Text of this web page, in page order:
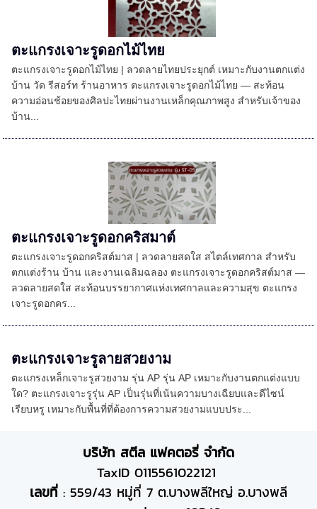
ตะแกรงเจาะรูดอกไม้ไทย
ตะแกรงเจาะรูดอกไม้ไทย | ลวดลายไทยประยุกต์ เหมาะกับงานตกแต่ง
บ้าน วัด รีสอร์ท ร้านอาหาร ตะแกรงเจาะรูดอกไม้ไทย — สะท้อน
ความอ่อนช้อยของศิลปะไทยผ่านงานเหล็กคุณภาพสูง สำหรับเจ้าของ
บ้าน...
ตะแกรงเจาะรูดอกคริสมาต์
ตะแกรงเจาะรูดอกคริสต์มาส | ลวดลายสดใส สไตล์เทศกาล สำหรับ
ตกแต่งร้าน บ้าน และงานเฉลิมฉลอง ตะแกรงเจาะรูดอกคริสต์มาส —
ลวดลายสดใส สะท้อนบรรยากาศแห่งเทศกาลและความสุข ตะแกรง
เจาะรูดอกคร...
ตะแกรงเจาะรูลายสวยงาม
ตะแกรงเหล็กเจาะรูสวยงาม รุ่น AP รุ่น AP เหมาะกับงานตกแต่งแบบ
ใด? ตะแกรงเจาะรูรุ่น AP เป็นรุ่นที่เน้นความบางเฉียบและดีไซน์
เรียบหรู เหมาะกับพื้นที่ที่ต้องการความสวยงามแบบประ...
บริษัท สตีล แฟคตอรี่ จำกัด
TaxID 0115561022121
เลขที่ : 559/43 หมู่ที่ 7 ต.บางพลีใหญ่ อ.บางพลี